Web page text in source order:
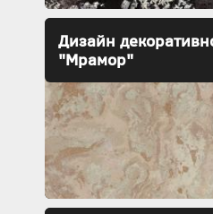
Дизайн
"Мрамор"